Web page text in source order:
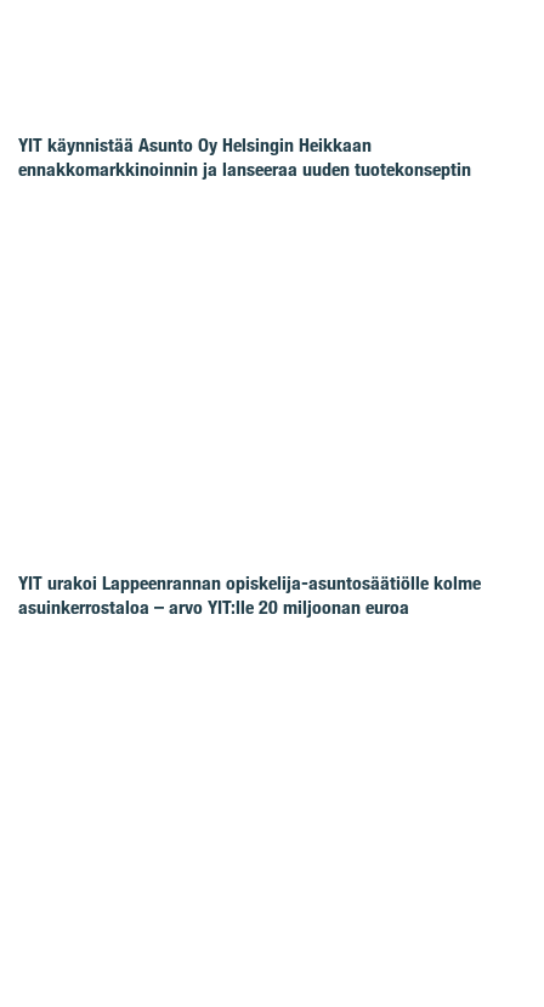
YIT käynnistää Asunto Oy Helsingin Heikkaan
ennakkomarkkinoinnin ja lanseeraa uuden tuotekonseptin
YIT urakoi Lappeenrannan opiskelija-asuntosäätiölle kolme
asuinkerrostaloa – arvo YIT:lle 20 miljoonan euroa